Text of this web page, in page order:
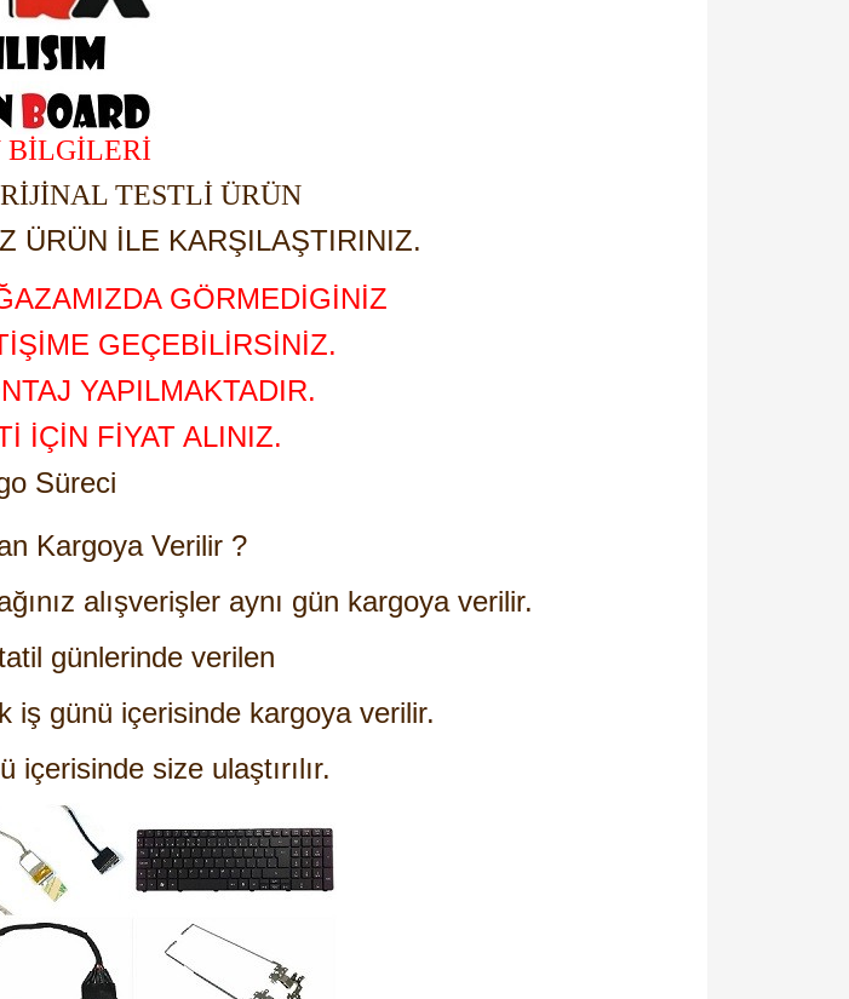
BİLGİLERİ
TESTLİ ÜRÜN
ÜRÜN İLE KARŞILAŞTIRINIZ.
GÖRMEDİGİNİZ
GEÇEBİLİRSİNİZ.
YAPILMAKTADIR.
İÇİN FİYAT ALINIZ.
Süreci
Kargoya Verilir ?
alışverişler aynı gün kargoya verilir.
günlerinde verilen
iş günü içerisinde kargoya verilir.
içerisinde size ulaştırılır.